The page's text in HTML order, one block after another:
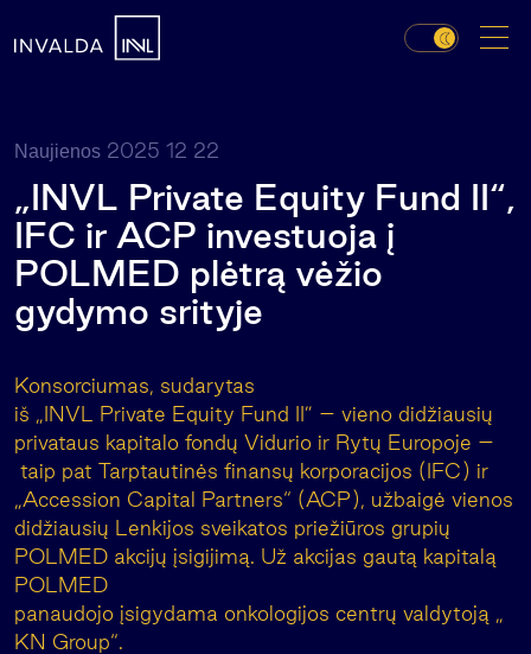
Naujienos 2025 12 22
„INVL Private Equity Fund II“,
IFC ir ACP investuoja į
POLMED plėtrą vėžio
gydymo srityje
Konsorciumas, sudarytas
iš „INVL Private Equity Fund II” – vieno didžiausių
privataus kapitalo fondų Vidurio ir Rytų Europoje –
taip pat Tarptautinės finansų korporacijos (IFC) ir
„Accession Capital Partners“ (ACP), užbaigė vienos
didžiausių Lenkijos sveikatos priežiūros grupių
POLMED akcijų įsigijimą. Už akcijas gautą kapitalą
POLMED
panaudojo įsigydama onkologijos centrų valdytoją „
KN Group“.